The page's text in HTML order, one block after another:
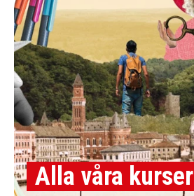
Alla våra kurser